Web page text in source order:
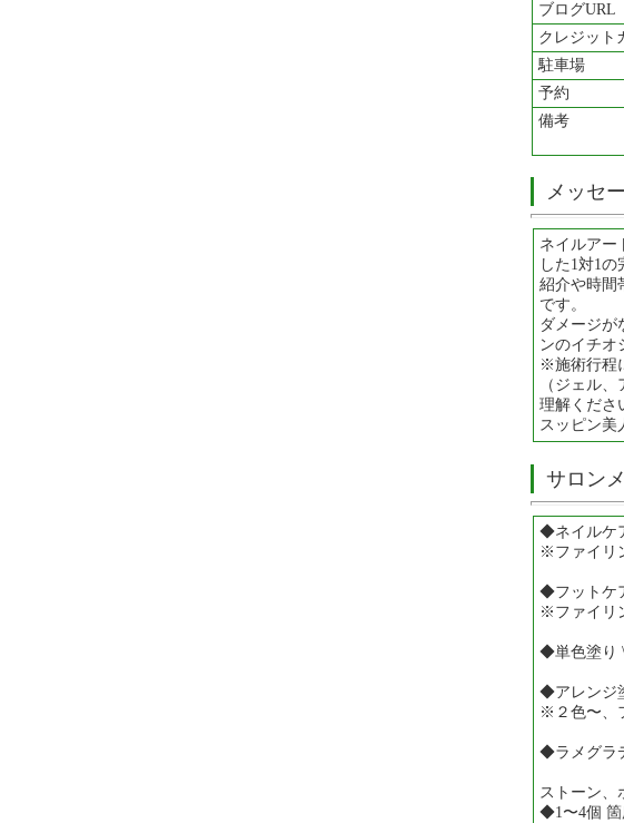
ブログURL
クレジット
駐車場
予約
備考
メッセ
ネイルア
した1対1の
紹介や時間
です。
ダメージ
ンのイチオ
※施術行程
（ジェル
理解くださ
スッピン美
サロン
◆ネイルケ
※ファイリ
◆フットケ
※ファイリ
◆単色塗り
◆アレンジ
※２色〜、
◆ラメグラ
ストーン、
◆1〜4個 箇